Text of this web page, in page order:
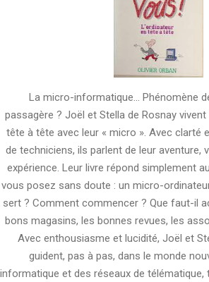
La micro-informatique... Phénomène
passagère ? Joël et Stella de Rosnay
tête à tête avec leur « micro ». Avec clarté
de techniciens, ils parlent de leur aventure,
expérience. Leur livre répond simplement
vous posez sans doute : un micro-
sert ? Comment commencer ? Que faut-il
bons magasins, les bonnes revues, les
Avec enthousiasme et lucidité, Joël et
guident, pas à pas, dans le monde
informatique et des réseaux de télématique,